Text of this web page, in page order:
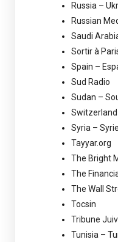
Russia –
Russian
Saudi
Sortir à
Spain –
Sud Radio
Sudan –
Syria – Syrie
Tayyar.org
The Bright
The
The Wall
Tocsin
Tribune
Tunisia –